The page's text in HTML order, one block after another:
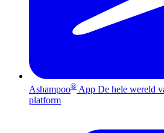
Ashampoo® App De hele wereld
platform